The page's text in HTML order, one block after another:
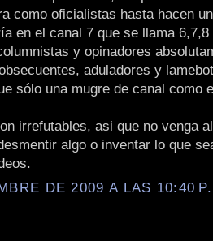
como oficialistas hasta hacen
en el canal 7 que se llama
y opinadores
aduladores y
sólo una mugre de canal como
irrefutables, asi que no venga
algo o inventar lo que
DE 2009 A LAS 10:40